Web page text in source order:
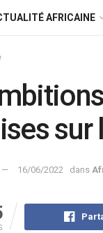
AFRICAINE
16/06/2022 dans